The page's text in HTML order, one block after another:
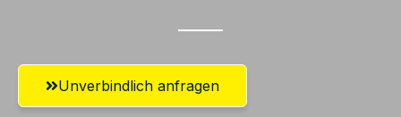
Unverbindlich anfragen